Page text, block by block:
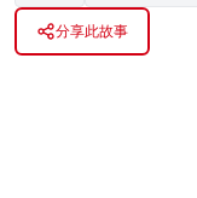
分享此故事